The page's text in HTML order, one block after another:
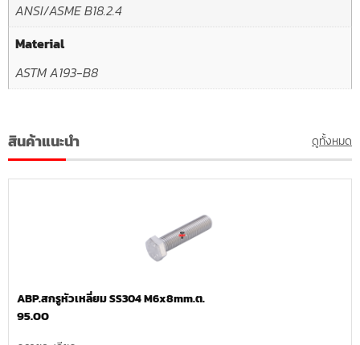
ANSI/ASME B18.2.4
Material
ASTM A193-B8
สินค้าแนะนำ ดูทั้งหมด
ABP.สกรูหัวเหลี่ยม SS304 M6x8mm.ต.
95.00